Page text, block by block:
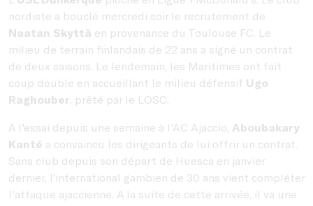
nordiste a bouclé mercredi soir le recrutement de
Naatan Skyttä en provenance du Toulouse FC. Le
milieu de terrain finlandais de 22 ans a signé un contrat
de deux saisons. Le lendemain, les Maritimes ont fait
coup double en accueillant le milieu défensif Ugo
Raghouber, prêté par le LOSC.
A l'essai depuis une semaine à l'AC Ajaccio, Aboubakary
Kanté a convaincu les dirigeants de lui offrir un contrat.
Sans club depuis son départ de Huesca en janvier
dernier, l’international gambien de 30 ans vient compléter
l'attaque ajaccienne. A la suite de cette arrivée, il va une